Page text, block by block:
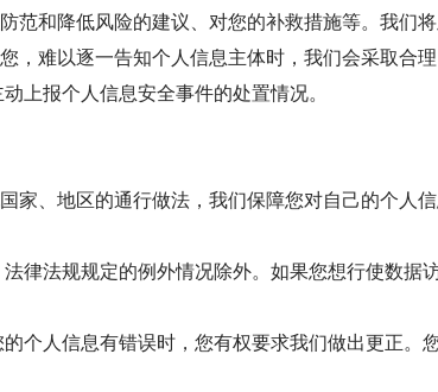
范和降低风险的建议、对您的补救措施等。我们
，难以逐一告知个人信息主体时，我们会采取合
上报个人信息安全事件的处置情况。
家、地区的通行做法，我们保障您对自己的个人信
律法规规定的例外情况除外。如果您想行使数据
个人信息有错误时，您有权要求我们做出更正。